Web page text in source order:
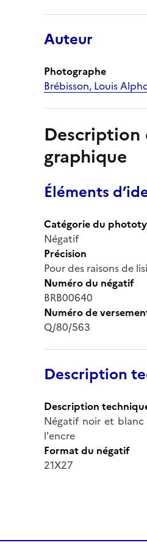
Auteur
Photographe
Brébisson, Louis
Description
graphique
Éléments
Catégorie du
Négatif
Précision
Pour des raisons de
Numéro du négatif
BRB00640
Numéro de
Q/80/563
Description
Description
Négatif noir et
l'encre
Format du négatif
21X27